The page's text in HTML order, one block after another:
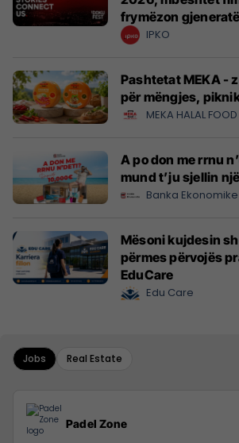
frymëzon
krijuesve
IPKO
Pashtetat MEKA -
për mëngjes,
MEKA HALAL FOOD
A po don me rrnu
mund t’ju sjellin
Banka Ekonomike
Mësoni kujdesin
përmes përvojës
EduCare
Edu Care
Jobs Real Estate
Padel Zone